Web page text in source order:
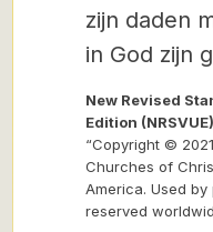
zijn daden
in God zijn
New Revised
Edition (NRSVUE)
“Copyright ©
Churches of
America. Used by
reserved